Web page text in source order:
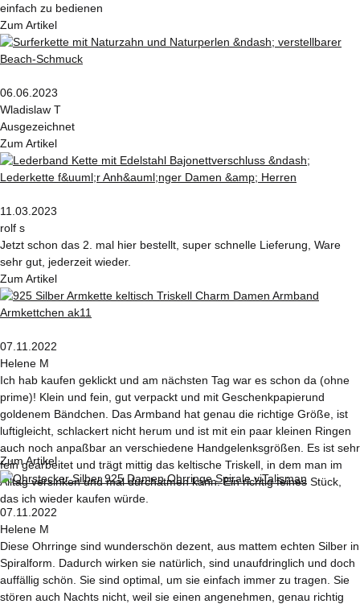
einfach zu bedienen
Zum Artikel
06.06.2023
Wladislaw T
Ausgezeichnet
Zum Artikel
11.03.2023
rolf s
Jetzt schon das 2. mal hier bestellt, super schnelle Lieferung, Ware
sehr gut, jederzeit wieder.
Zum Artikel
07.11.2022
Helene M
Ich hab kaufen geklickt und am nächsten Tag war es schon da (ohne
prime)! Klein und fein, gut verpackt und mit Geschenkpapierund
goldenem Bändchen. Das Armband hat genau die richtige Größe, ist
luftigleicht, schlackert nicht herum und ist mit ein paar kleinen Ringen
auch noch anpaßbar an verschiedene Handgelenksgrößen. Es ist sehr
fein gearbeitet und trägt mittig das keltische Triskell, in dem man im
Alltag versinken und mal durchatmen kann. Ein richtig feines Stück,
das ich wieder kaufen würde.
Zum Artikel
07.11.2022
Helene M
Diese Ohrringe sind wunderschön dezent, aus mattem echten Silber in
Spiralform. Dadurch wirken sie natürlich, sind unaufdringlich und doch
auffällig schön. Sie sind optimal, um sie einfach immer zu tragen. Sie
stören auch Nachts nicht, weil sie einen angenehmen, genau richtig